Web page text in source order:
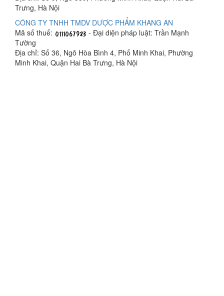
Trưng, Hà Nội
CÔNG TY TNHH TMDV DƯỢC PHẨM KHANG AN
Mã số thuế:
- Đại diện pháp luật: Trần Mạnh
Tường
Địa chỉ: Số 36, Ngõ Hòa Bình 4, Phố Minh Khai, Phường
Minh Khai, Quận Hai Bà Trưng, Hà Nội